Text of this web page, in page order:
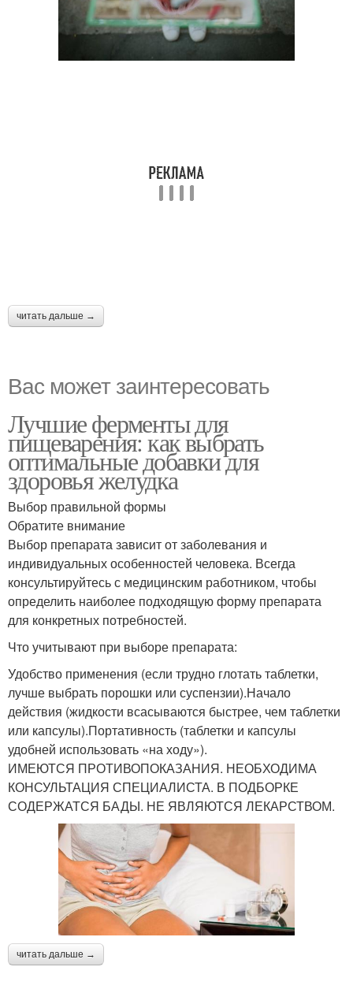
читать дальше →
Вас может заинтересовать
Лучшие ферменты для
пищеварения: как выбрать
оптимальные добавки для
здоровья желудка
Выбор правильной формы
Обратите внимание
Выбор препарата зависит от заболевания и
индивидуальных особенностей человека. Всегда
консультируйтесь с медицинским работником, чтобы
определить наиболее подходящую форму препарата
для конкретных потребностей.
Что учитывают при выборе препарата:
Удобство применения (если трудно глотать таблетки,
лучше выбрать порошки или суспензии).Начало
действия (жидкости всасываются быстрее, чем таблетки
или капсулы).Портативность (таблетки и капсулы
удобней использовать «на ходу»).
ИМЕЮТСЯ ПРОТИВОПОКАЗАНИЯ. НЕОБХОДИМА
КОНСУЛЬТАЦИЯ СПЕЦИАЛИСТА. В ПОДБОРКЕ
СОДЕРЖАТСЯ БАДЫ. НЕ ЯВЛЯЮТСЯ ЛЕКАРСТВОМ.
читать дальше →